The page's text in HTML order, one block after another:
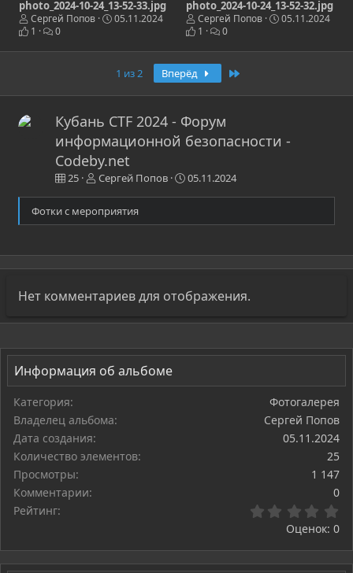
photo_2024-10-24_13-52-33.jpg
Сергей Попов
05.11.2024
1
0
photo_2024-10-24_13-52-32.jpg
Сергей Попов
05.11.2024
1
0
1 из 2 Вперёд
Кубань CTF 2024 - Форум
информационной безопасности -
Codeby.net
25 Сергей Попов 05.11.2024
Фотки с мероприятия
Нет комментариев для отображения.
Информация об альбоме
Категория
Фотогалерея
Владелец альбома
Сергей Попов
Дата создания
05.11.2024
Количество элементов
25
Просмотры
1 147
Комментарии
0
Рейтинг
Оценок: 0